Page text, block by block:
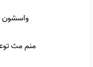
واسشون
منم مث